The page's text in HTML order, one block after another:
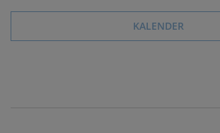
KALENDER